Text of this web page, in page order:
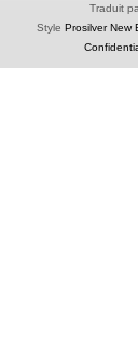
Traduit
Style Prosilver New